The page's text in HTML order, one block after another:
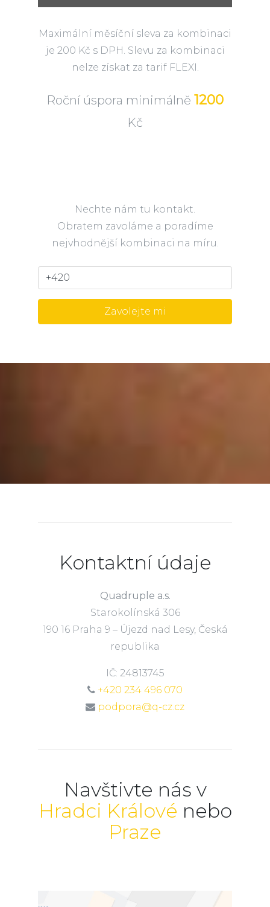
Maximální měsíční sleva za kombinaci
je 200 Kč s DPH. Slevu za kombinaci
nelze získat za tarif FLEXI.
Roční úspora minimálně 1200
Kč
Nechte nám tu kontakt.
Obratem zavoláme a poradíme
nejvhodnější kombinaci na míru.
Kontaktní údaje
Quadruple a.s.
Starokolínská 306
190 16 Praha 9 – Újezd nad Lesy, Česká
republika
IČ: 24813745
+420 234 496 070
podpora@q-cz.cz
Navštivte nás v
Hradci Králové nebo
Praze